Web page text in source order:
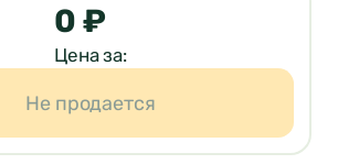
0 ₽
Цена за:
Не продается